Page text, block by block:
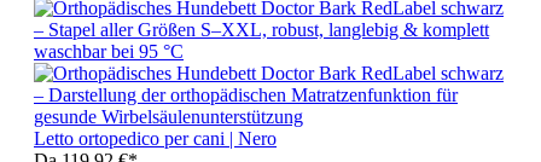
Letto ortopedico per cani | Nero